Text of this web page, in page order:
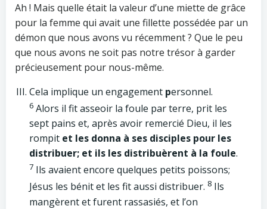
Ah ! Mais quelle était la valeur d’une miette de grâce
pour la femme qui avait une fillette possédée par un
démon que nous avons vu récemment ? Que le peu
que nous avons ne soit pas notre trésor à garder
précieusement pour nous-même.
Cela implique un engagement personnel.
6 Alors il fit asseoir la foule par terre, prit les
sept pains et, après avoir remercié Dieu, il les
rompit et les donna à ses disciples pour les
distribuer; et ils les distribuèrent à la foule.
7 Ils avaient encore quelques petits poissons;
Jésus les bénit et les fit aussi distribuer. 8 Ils
mangèrent et furent rassasiés, et l’on